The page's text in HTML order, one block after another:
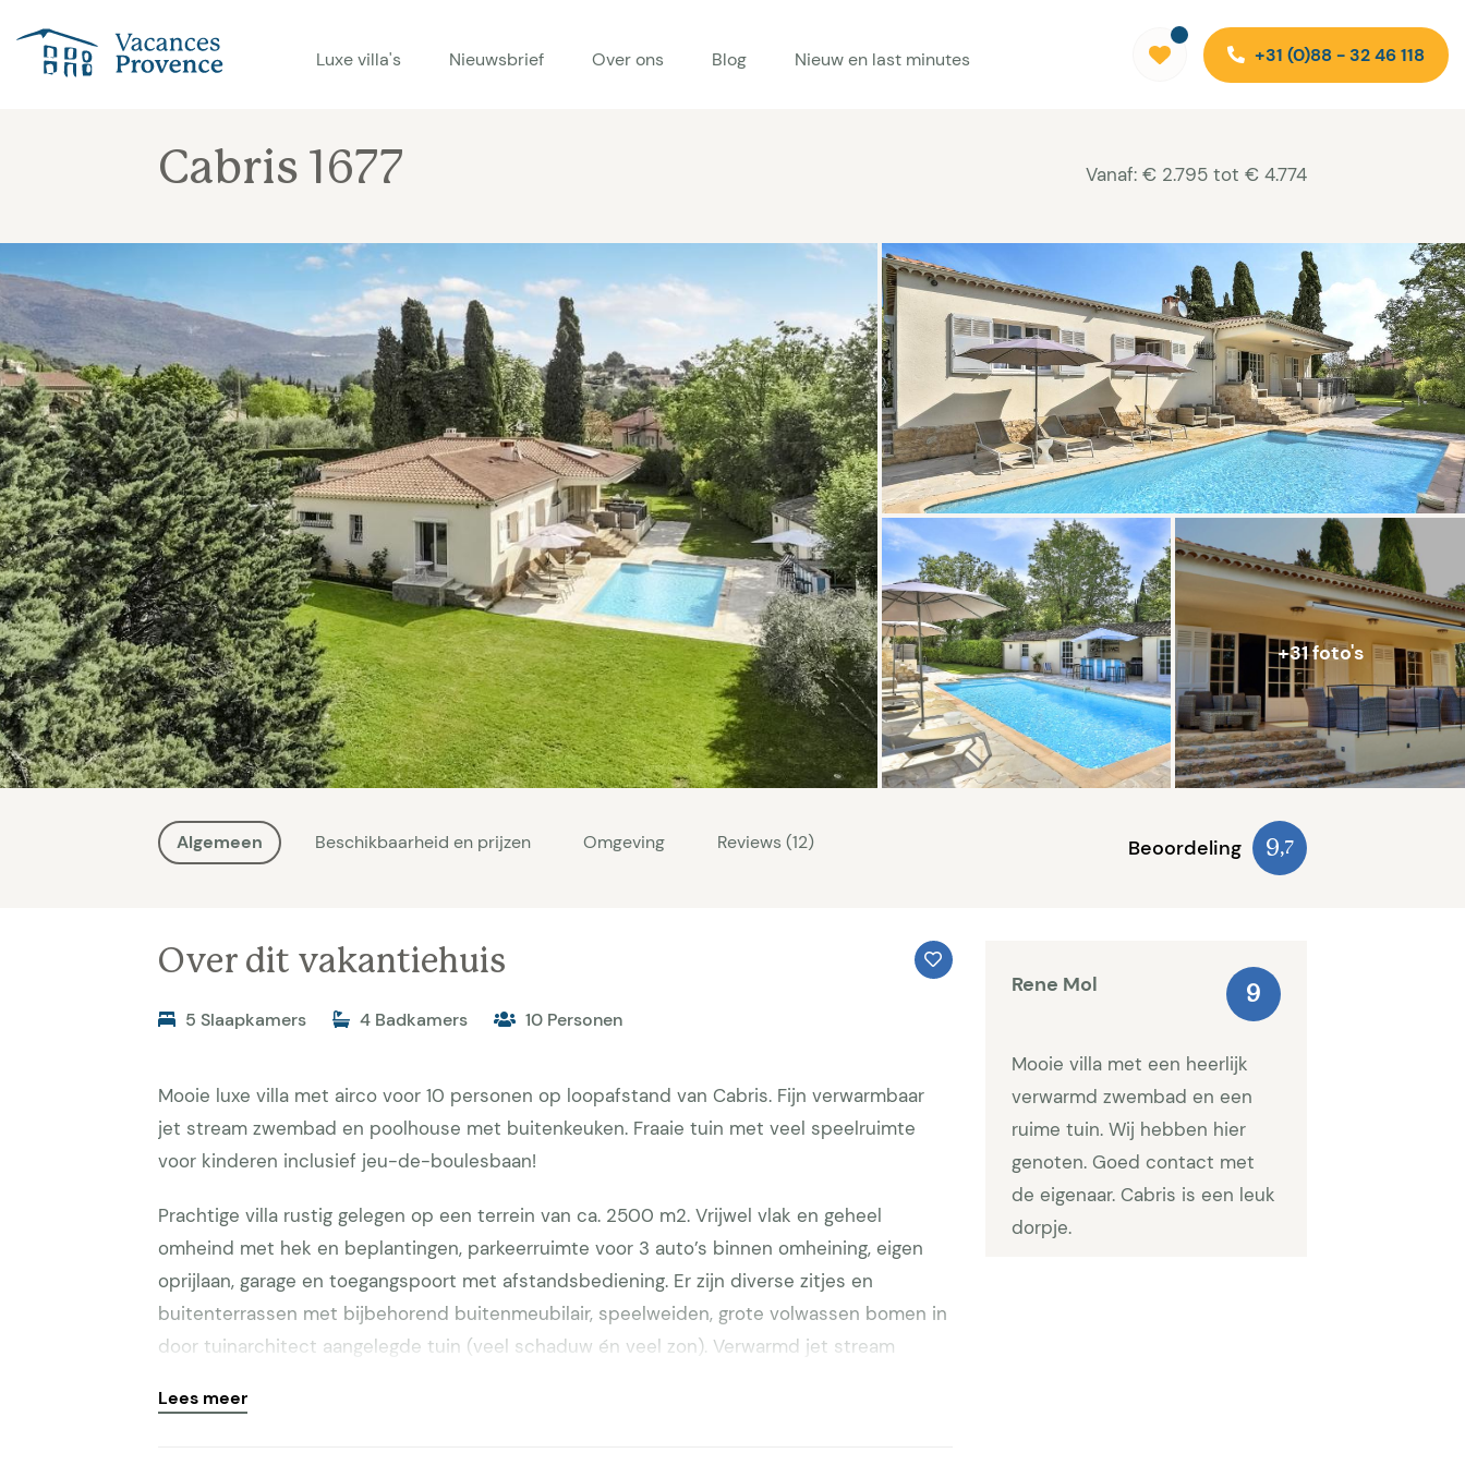
Vacances Provence
Luxe villa's
Nieuwsbrief Over ons Blog Nieuw en last minutes +31 (0)88 - 32 46 118
Cabris 1677 Vanaf: € 2.795 tot € 4.774
+31 foto's
Algemeen Beschikbaarheid en prijzen Omgeving Reviews (12) Beoordeling 9,7
Over dit vakantiehuis
5 Slaapkamers 4 Badkamers 10 Personen
Mooie luxe villa met airco voor 10 personen op loopafstand van Cabris. Fijn verwarmbaar
jet stream zwembad en poolhouse met buitenkeuken. Fraaie tuin met veel speelruimte
voor kinderen inclusief jeu-de-boulesbaan!
Prachtige villa rustig gelegen op een terrein van ca. 2500 m2. Vrijwel vlak en geheel
omheind met hek en beplantingen, parkeerruimte voor 3 auto’s binnen omheining, eigen
oprijlaan, garage en toegangspoort met afstandsbediening. Er zijn diverse zitjes en
buitenterrassen met bijbehorend buitenmeubilair, speelweiden, grote volwassen bomen in
door tuinarchitect aangelegde tuin (veel schaduw én veel zon). Verwarmd jet stream
zwembad is met warmtepomp en zonne-energie. Vestiaire en buitendouche. Jeu-de-
Lees meer
Rene Mol 9
Mooie villa met een heerlijk
verwarmd zwembad en een
ruime tuin. Wij hebben hier
genoten. Goed contact met
de eigenaar. Cabris is een leuk
dorpje.